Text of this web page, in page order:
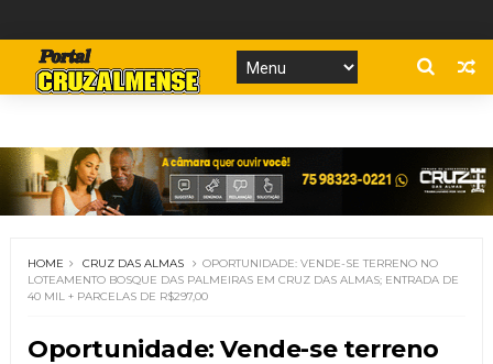
HOME CRUZ DAS ALMAS
OPORTUNIDADE: VENDE-SE TERRENO NO
LOTEAMENTO BOSQUE DAS PALMEIRAS EM CRUZ DAS ALMAS; ENTRADA DE
40 MIL + PARCELAS DE R$297,00
Oportunidade: Vende-se terreno